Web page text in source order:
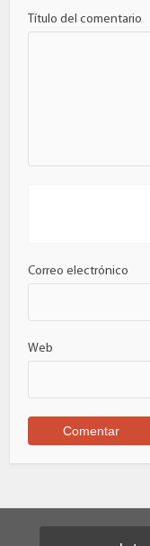
Título del comentario
Correo electrónico
Web